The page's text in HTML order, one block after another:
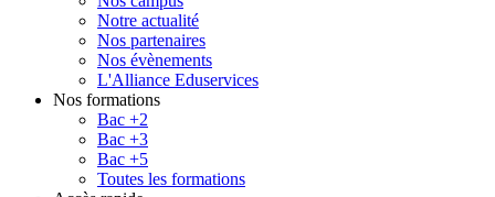
Notre actualité
Nos partenaires
Nos évènements
L'Alliance Eduservices
Nos formations
Bac +2
Bac +3
Bac +5
Toutes les formations